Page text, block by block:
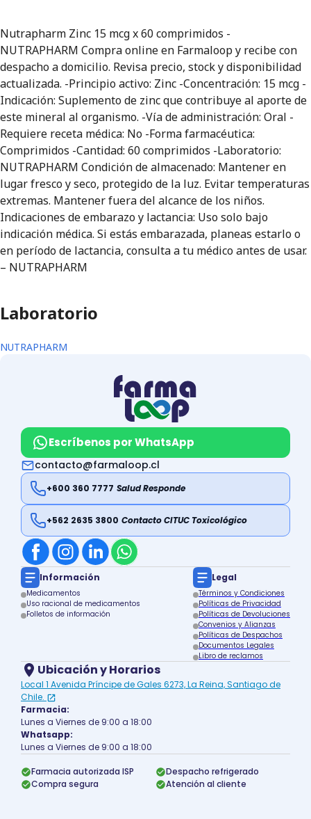
Nutrapharm Zinc 15 mcg x 60 comprimidos -
NUTRAPHARM Compra online en Farmaloop y recibe con
despacho a domicilio. Revisa precio, stock y disponibilidad
actualizada. -Principio activo: Zinc -Concentración: 15 mcg -
Indicación: Suplemento de zinc que contribuye al aporte de
este mineral al organismo. -Vía de administración: Oral -
Requiere receta médica: No -Forma farmacéutica:
Comprimidos -Cantidad: 60 comprimidos -Laboratorio:
NUTRAPHARM Condición de almacenado: Mantener en
lugar fresco y seco, protegido de la luz. Evitar temperaturas
extremas. Mantener fuera del alcance de los niños.
Indicaciones de embarazo y lactancia: Uso solo bajo
indicación médica. Si estás embarazada, planeas estarlo o
en período de lactancia, consulta a tu médico antes de usar.
– NUTRAPHARM
Laboratorio
NUTRAPHARM
Escríbenos por WhatsApp
contacto@farmaloop.cl
+600 360 7777 Salud Responde
+562 2635 3800 Contacto CITUC Toxicológico
Información
Medicamentos
Uso racional de medicamentos
Folletos de información
Legal
Términos y Condiciones
Políticas de Privacidad
Políticas de Devoluciones
Convenios y Alianzas
Políticas de Despachos
Documentos Legales
Libro de reclamos
Ubicación y Horarios
Local 1 Avenida Príncipe de Gales 6273, La Reina, Santiago de
Chile.
Farmacia:
Lunes a Viernes de 9:00 a 18:00
Whatsapp:
Lunes a Viernes de 9:00 a 18:00
Farmacia autorizada ISP
Despacho refrigerado
Compra segura
Atención al cliente